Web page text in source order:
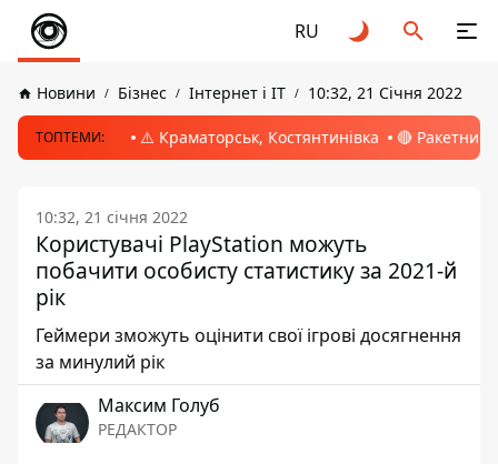
RU
Новини Бізнес Інтернет і ІТ 10:32, 21 Січня 2022
ТОПТЕМИ: ⚠️ Краматорськ, Костянтинівка 🔴 Ракетний
10:32, 21 січня 2022
Користувачі PlayStation можуть
побачити особисту статистику за 2021-й
рік
Геймери зможуть оцінити свої ігрові досягнення
за минулий рік
Максим Голуб
РЕДАКТОР